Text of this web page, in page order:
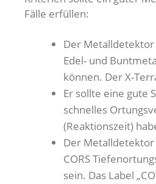
Fälle erfüllen:
Der Metalldetektor
Edel- und
können. Der X-
Er sollte eine gute
schnelles
(Reaktionszeit)
Der
CORS
sein. Das Label